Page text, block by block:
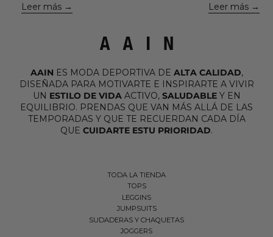
Leer más Leer más
AAIN ES MODA DEPORTIVA DE ALTA CALIDAD,
DISEÑADA PARA MOTIVARTE E INSPIRARTE A VIVIR
UN ESTILO DE VIDA ACTIVO, SALUDABLEY EN
EQUILIBRIO. PRENDAS QUE VAN MÁS ALLÁ DE LAS
TEMPORADAS Y QUE TE RECUERDAN CADA DÍA
QUE CUIDARTE ESTU PRIORIDAD.
TODA LA TIENDA
TOPS
LEGGINS
JUMPSUITS
SUDADERAS Y CHAQUETAS
JOGGERS